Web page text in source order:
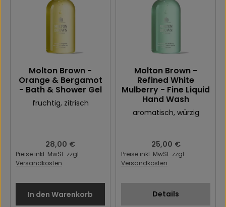
Molton Brown -
Orange & Bergamot
- Bath & Shower Gel
fruchtig, zitrisch
Regulärer Preis:
28,00 €
Preise inkl. MwSt. zzgl.
Versandkosten
In den Warenkorb
Molton Brown -
Refined White
Mulberry - Fine Liquid
Hand Wash
aromatisch, würzig
Regulärer Preis:
25,00 €
Preise inkl. MwSt. zzgl.
Versandkosten
Details